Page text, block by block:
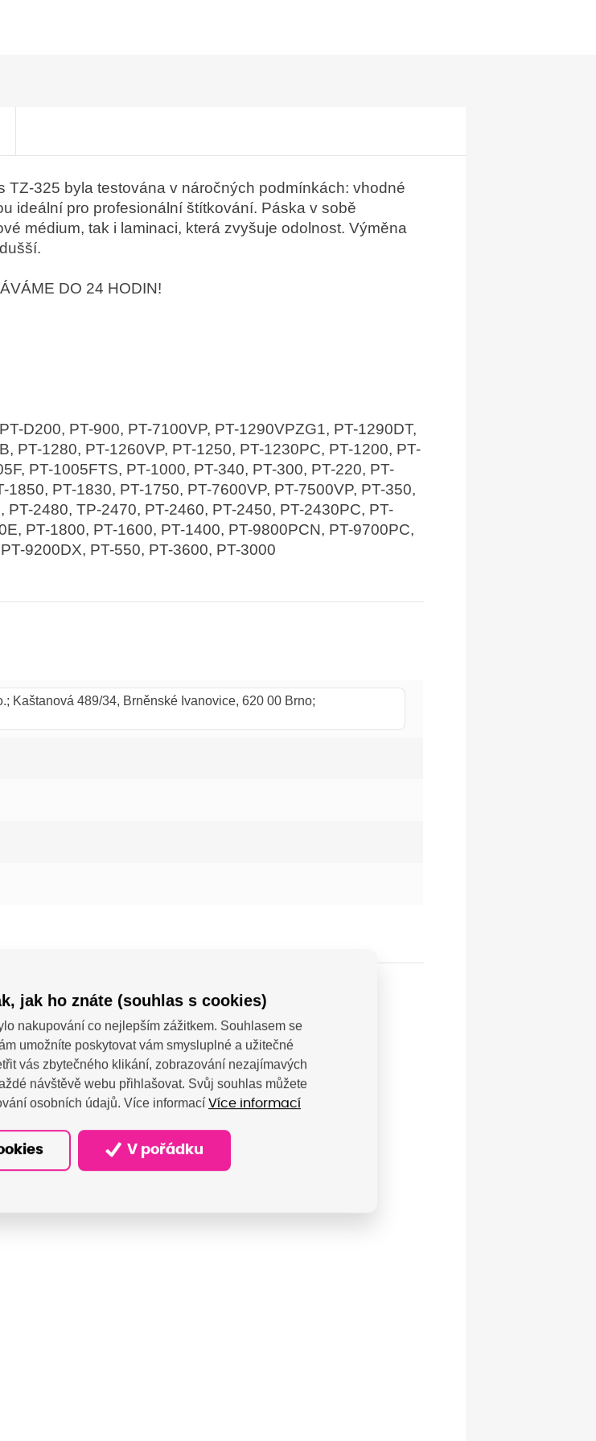
TZ-325 byla testována v náročných podmínkách: vhodné
ideální pro profesionální štítkování. Páska v sobě
médium, tak i laminaci, která zvyšuje odolnost. Výměna
DO 24 HODIN!
D200, PT-900, PT-7100VP, PT-1290VPZG1, PT-1290DT,
PT-1280, PT-1260VP, PT-1250, PT-1230PC, PT-1200, PT-
PT-1005FTS, PT-1000, PT-340, PT-300, PT-220, PT-
PT-1830, PT-1750, PT-7600VP, PT-7500VP, PT-350,
PT-2480, TP-2470, PT-2460, PT-2450, PT-2430PC, PT-
PT-1800, PT-1600, PT-1400, PT-9800PCN, PT-9700PC,
9200DX, PT-550, PT-3600, PT-3000
Kaštanová 489/34, Brněnské Ivanovice, 620 00 Brno;
jak ho znáte (souhlas s cookies)
nakupování co nejlepším zážitkem. Souhlasem se
umožníte poskytovat vám smysluplné a užitečné
vás zbytečného klikání, zobrazování nezajímavých
návštěvě webu přihlašovat. Svůj souhlas můžete
osobních údajů. Více informací Více informací
V pořádku